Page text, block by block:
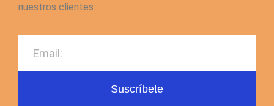
nuestros clientes
Suscríbete